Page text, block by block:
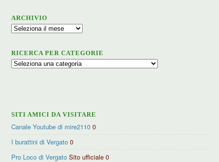
ARCHIVIO
Archivio
RICERCA PER CATEGORIE
Ricerca
SITI AMICI DA VISITARE
Canale Youtube di mire2110 0
I burattini di Vergato 0
Pro Loco di Vergato Sito ufficiale 0